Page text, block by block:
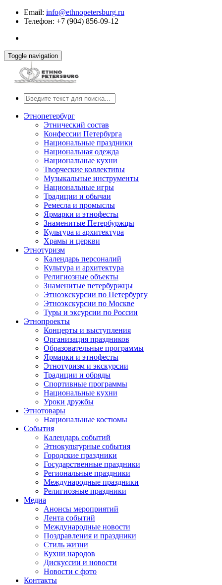
Email: info@ethnopetersburg.ru
Телефон: +7 (904) 856-09-12
Toggle navigation
Этнопетербург
Этнический состав
Конфессии Петербурга
Национальные праздники
Национальная одежда
Национальные кухни
Творческие коллективы
Музыкальные инструменты
Национальные игры
Традиции и обычаи
Ремесла и промыслы
Ярмарки и этнофесты
Знаменитые Петербуржцы
Культура и архитектура
Храмы и церкви
Этнотуризм
Календарь персоналий
Культура и архитектура
Религиозные объекты
Знаменитые петербуржцы
Этноэкскурсии по Петербургу
Этноэкскурсии по Москве
Туры и эксурсии по России
Этнопроекты
Концерты и выступления
Организация праздников
Образовательные программы
Ярмарки и этнофесты
Этнотуризм и экскурсии
Традиции и обряды
Спортивные программы
Национальные кухни
Уроки дружбы
Этнотовары
Национальные костюмы
События
Календарь событий
Этнокультурные события
Городские праздники
Государственные праздники
Региональные праздники
Международные праздники
Религиозные праздники
Медиа
Анонсы мероприятий
Лента событий
Международные новости
Поздравления и праздники
Cтиль жизни
Кухни народов
Дискуссии и новости
Новости с фото
Контакты